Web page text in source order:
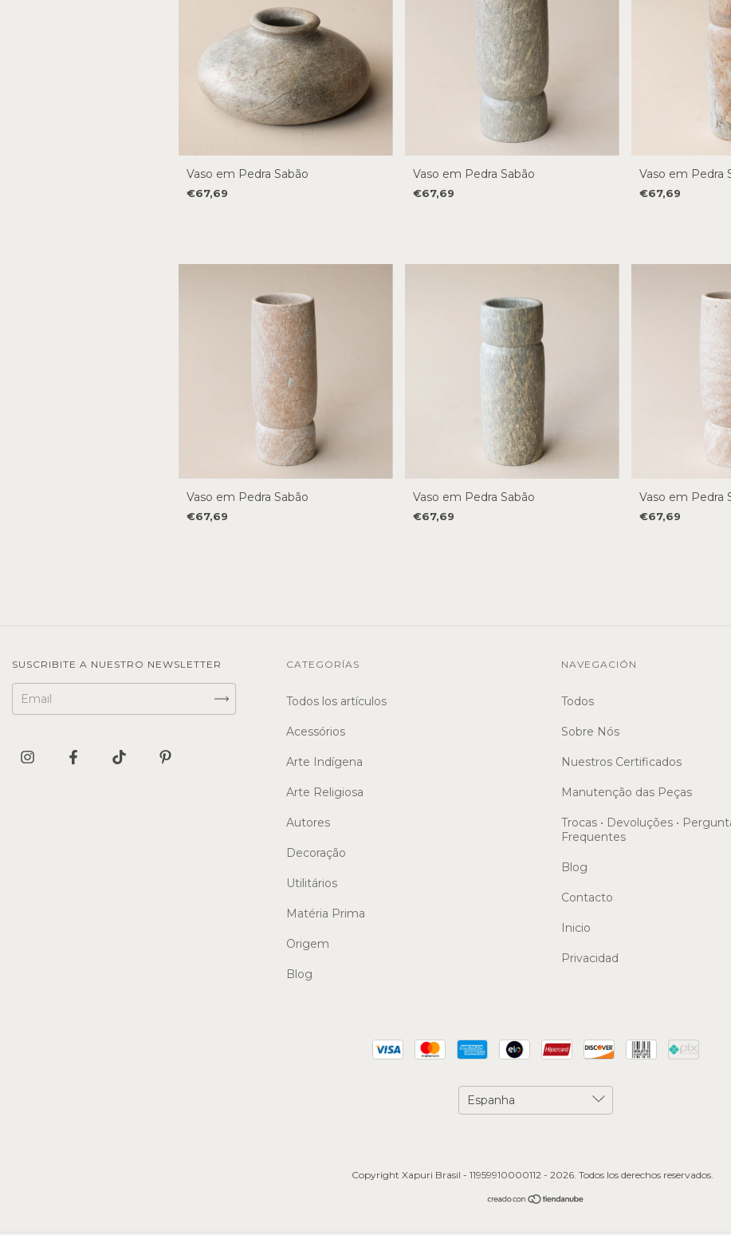
Vaso em Pedra Sabão
€67,69
Vaso em Pedra Sabão
€67,69
Vaso em Pedra
€67,69
Vaso em Pedra Sabão
€67,69
Vaso em Pedra Sabão
€67,69
Vaso em Pedra
€67,69
SUSCRIBITE A NUESTRO NEWSLETTER CATEGORÍAS
Todos los artículos
Acessórios
Arte Indígena
Arte Religiosa
Autores
Decoração
Utilitários
Matéria Prima
Origem
Blog
NAVEGACIÓN
Todos
Sobre Nós
Nuestros Certificados
Manutenção das Peças
Trocas • Devoluções •
Frequentes
Blog
Contacto
Inicio
Privacidad
Copyright Xapuri Brasil - 11959910000112 - 2026. Todos los derechos reservados.